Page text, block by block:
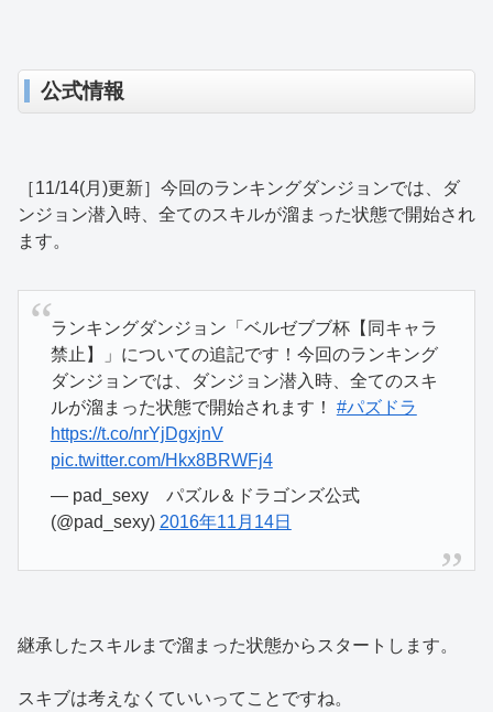
公式情報
［11/14(月)更新］今回のランキングダンジョンでは、ダ
ンジョン潜入時、全てのスキルが溜まった状態で開始され
ます。
ランキングダンジョン「ベルゼブブ杯【同キャラ
禁止】」についての追記です！今回のランキング
ダンジョンでは、ダンジョン潜入時、全てのスキ
ルが溜まった状態で開始されます！ #パズドラ
https://t.co/nrYjDgxjnV
pic.twitter.com/Hkx8BRWFj4
— pad_sexy パズル＆ドラゴンズ公式
(@pad_sexy) 2016年11月14日
継承したスキルまで溜まった状態からスタートします。
スキブは考えなくていいってことですね。